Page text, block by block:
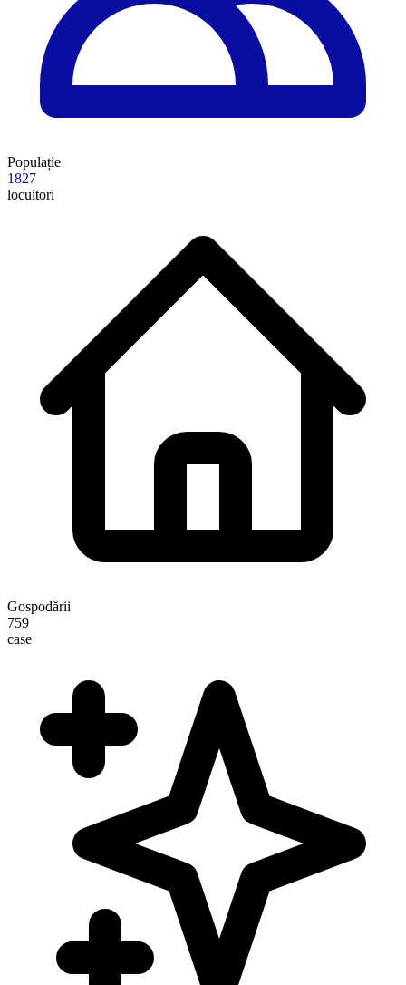
Populație
1827
locuitori
Gospodării
759
case